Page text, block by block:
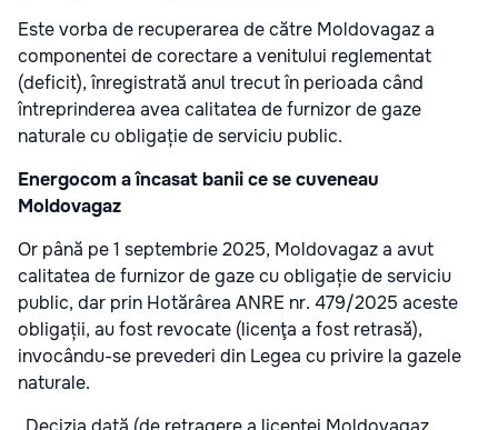
Este vorba de recuperarea de către Moldovagaz a
componentei de corectare a venitului reglementat
(deficit), înregistrată anul trecut în perioada când
întreprinderea avea calitatea de furnizor de gaze
naturale cu obligație de serviciu public.
Energocom a încasat banii ce se cuveneau
Moldovagaz
Or până pe 1 septembrie 2025, Moldovagaz a avut
calitatea de furnizor de gaze cu obligație de serviciu
public, dar prin Hotărârea ANRE nr. 479/2025 aceste
obligații, au fost revocate (licenţa a fost retrasă),
invocându-se prevederi din Legea cu privire la gazele
naturale.